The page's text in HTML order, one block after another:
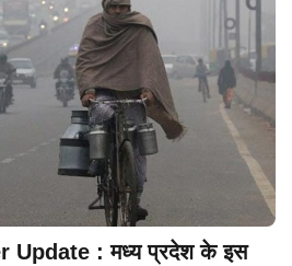
Update : मध्य प्रदेश के इस